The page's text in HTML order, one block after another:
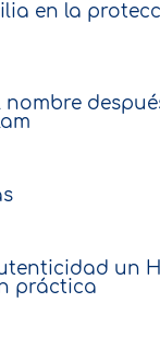
en la
nombre
un
práctica